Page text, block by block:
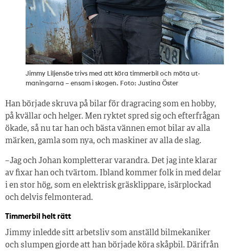
Jimmy Liljensöe trivs med att köra timmerbil och möta ut­
maningarna – ensam i skogen. Foto: Justina Öster
Han började skruva på bilar för dragracing som en hobby,
på kvällar och helger. Men ryktet spred sig och efterfrågan
ökade, så nu tar han och bästa vännen emot bilar av alla
märken, gamla som nya, och maskiner av alla de slag.
– Jag och Johan kompletterar varandra. Det jag inte klarar
av fixar han och tvärtom. Ibland kommer folk in med delar
i en stor hög, som en elektrisk gräsklippare, isärplockad
och delvis felmonterad.
Timmerbil helt rätt
Jimmy inledde sitt arbetsliv som anställd bilmekaniker
och slumpen gjorde att han började köra skåpbil. Därifrån